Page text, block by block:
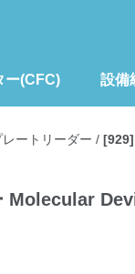
ー(CFC) 設備
レートリーダー /
Molecular